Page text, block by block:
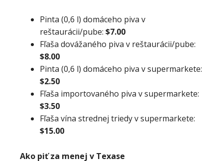
Pinta (0,6 l) domáceho piva v
reštaurácii/pube: $7.00
Fľaša dovážaného piva v reštaurácii/pube:
$8.00
Pinta (0,6 l) domáceho piva v supermarkete:
$2.50
Fľaša importovaného piva v supermarkete:
$3.50
Fľaša vína strednej triedy v supermarkete:
$15.00
Ako piť za menej v Texase